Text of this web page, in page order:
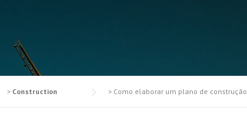
> Construction > Como elaborar um plano de construção